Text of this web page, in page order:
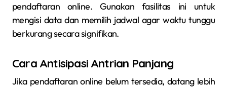
pendaftaran online. Gunakan fasilitas ini untuk
mengisi data dan memilih jadwal agar waktu tunggu
berkurang secara signifikan.
Cara Antisipasi Antrian Panjang
Jika pendaftaran online belum tersedia, datang lebih